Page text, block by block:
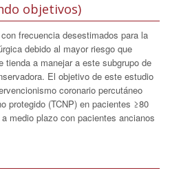
objetivos)
frecuencia desestimados para la
debido al mayor riesgo que
a manejar a este subgrupo de
El objetivo de este estudio
coronario percutáneo
protegido (TCNP) en pacientes ≥80
medio plazo con pacientes ancianos